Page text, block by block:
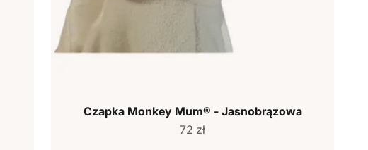
Czapka Monkey Mum® - Jasnobrązowa
Cena sprzedaży
72 zł